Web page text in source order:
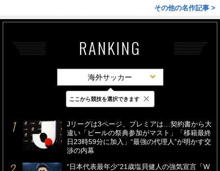
その他の名作記事 >
RANKING
海外サッカー
最新 24時間 週間
Jリーグは3ページ、プレミアは…契約書から大
違い「ビールの祭典参加がマスト」「移籍最終
日23時59分に加入」“最強の代理人”が明かす交
渉の内幕
“日本代表最年少”21歳塩貝健人の強気宣言「W
ここから競技を選択できます ×